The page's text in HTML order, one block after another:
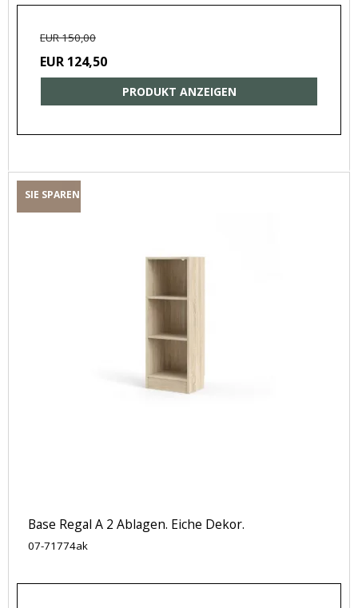
EUR 150,00
EUR 124,50
PRODUKT ANZEIGEN
SIE SPAREN
Base Regal A 2 Ablagen. Eiche Dekor.
07-71774ak